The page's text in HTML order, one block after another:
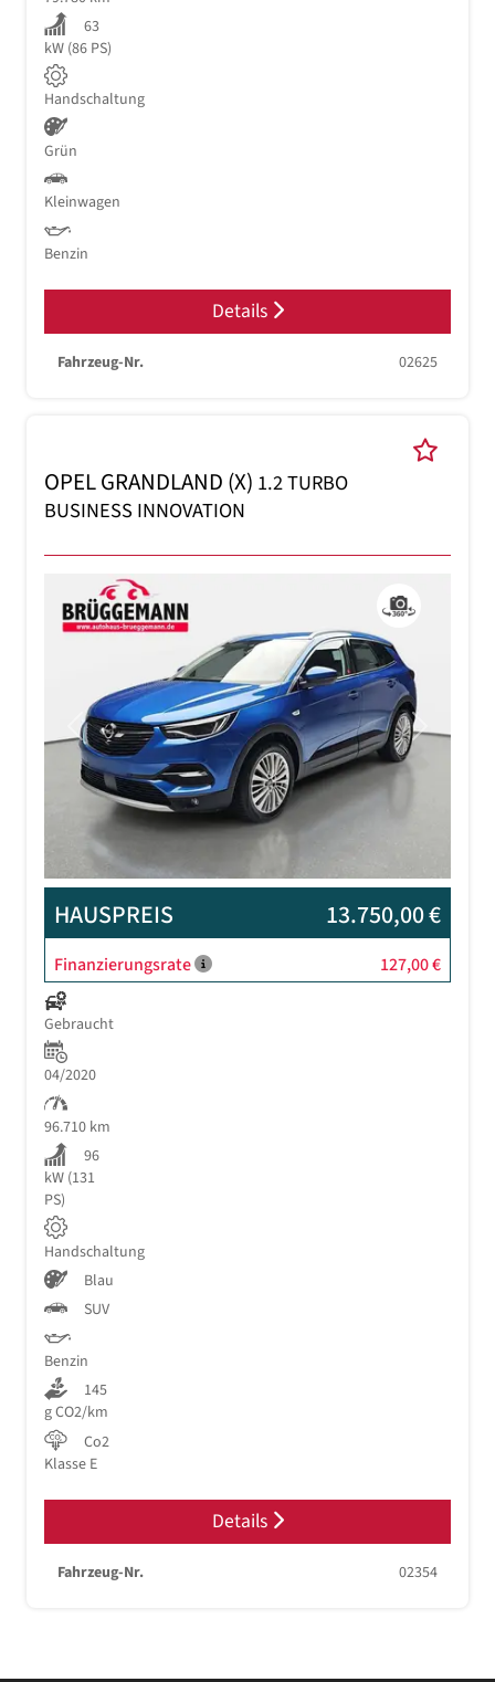
63
kW (86 PS)
Handschaltung
Grün
Kleinwagen
Benzin
Details
Fahrzeug-Nr. 02625
OPEL GRANDLAND (X) 1.2 TURBO
BUSINESS INNOVATION
Previous Next
HAUSPREIS 13.750,00 €
Finanzierungsrate 127,00 €
Gebraucht
04/2020
96.710 km
96
kW (131
PS)
Handschaltung
Blau
SUV
Benzin
145
g CO2/km
Co2
Klasse E
Details
Fahrzeug-Nr. 02354